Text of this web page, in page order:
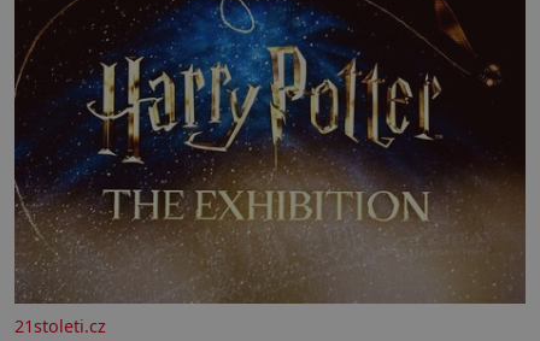
21stoleti.cz